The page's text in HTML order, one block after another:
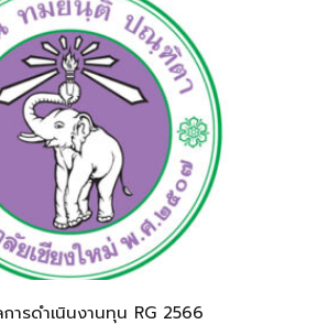
ารดำเนินงานทุน RG 2566